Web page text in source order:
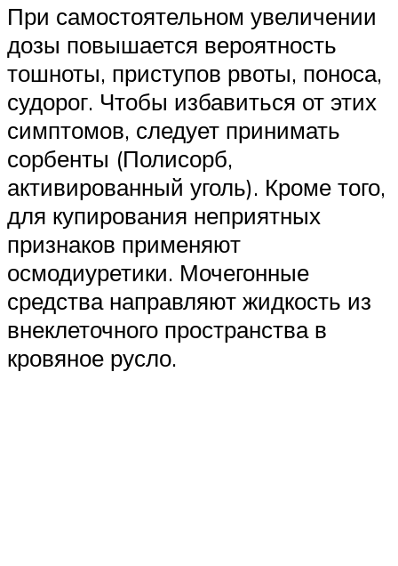
При самостоятельном увеличении
дозы повышается вероятность
тошноты, приступов рвоты, поноса,
судорог. Чтобы избавиться от этих
симптомов, следует принимать
сорбенты (Полисорб,
активированный уголь). Кроме того,
для купирования неприятных
признаков применяют
осмодиуретики. Мочегонные
средства направляют жидкость из
внеклеточного пространства в
кровяное русло.